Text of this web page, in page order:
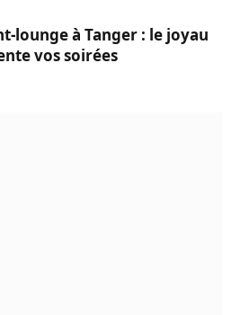
lounge à Tanger : le joyau
vos soirées